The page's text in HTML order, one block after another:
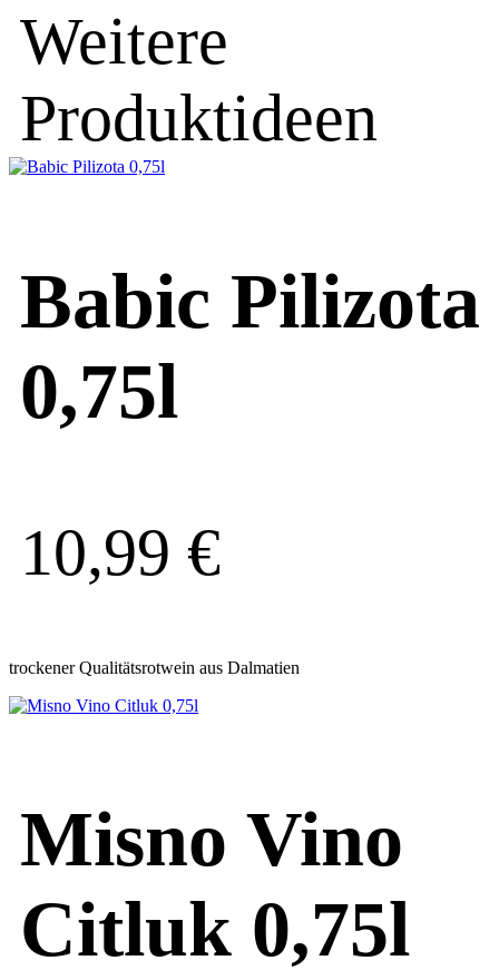
Weitere
Produktideen
Babic Pilizota
0,75l
10,99 €
trockener Qualitätsrotwein aus Dalmatien
Misno Vino
Citluk 0,75l